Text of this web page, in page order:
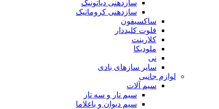
سازدهنی دیاتونیک
سازدهنی کروماتیک
ساکسیفون
فلوت کلیددار
کلارینت
ملودیکا
نی
سایر سازهای بادی
لوازم جانبی
سیم آلات
سیم تار و سه تار
سیم دیوان و باغلاما